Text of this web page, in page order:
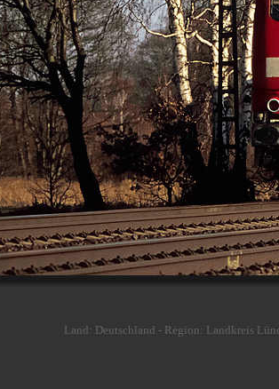
Land: Deutschland - Region: Landkreis